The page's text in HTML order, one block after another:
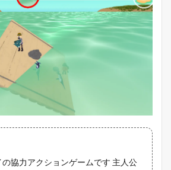
協力アクションゲームです 主人公